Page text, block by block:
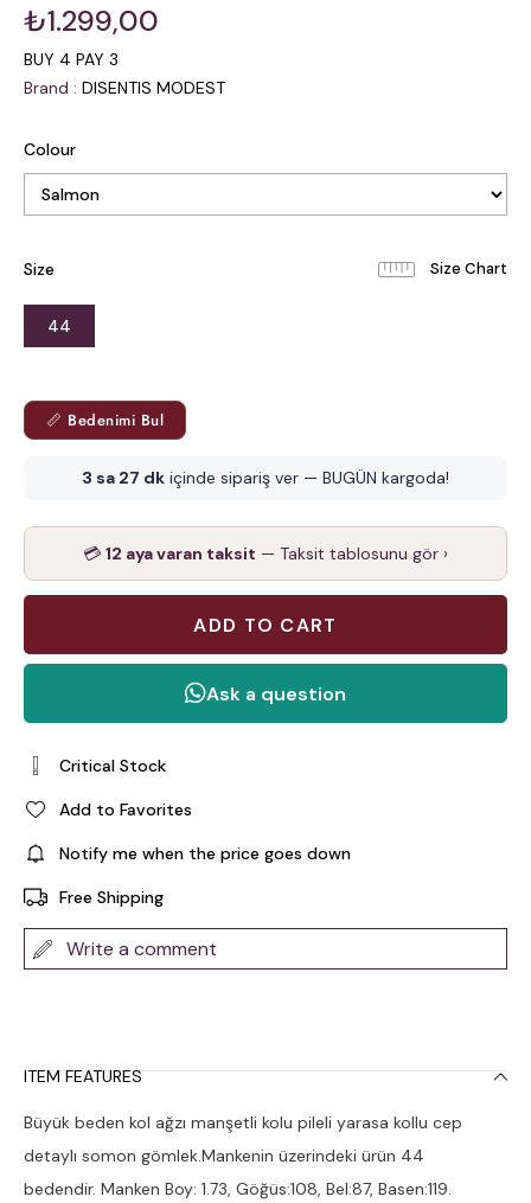
₺1.299,00
BUY 4 PAY 3
Brand : DISENTIS MODEST
Colour
Size
44
📏 Bedenimi Bul
3 sa 27 dk içinde sipariş ver — BUGÜN kargoda!
💳 12 aya varan taksit — Taksit tablosunu gör ›
Critical Stock
Add to Favorites
Notify me when the price goes down
Free Shipping
Write a comment
ITEM FEATURES
Büyük beden kol ağzı manşetli kolu pileli yarasa kollu cep
detaylı somon gömlek.Mankenin üzerindeki ürün 44
bedendir. Manken Boy: 1.73, Göğüs:108, Bel:87, Basen:119.